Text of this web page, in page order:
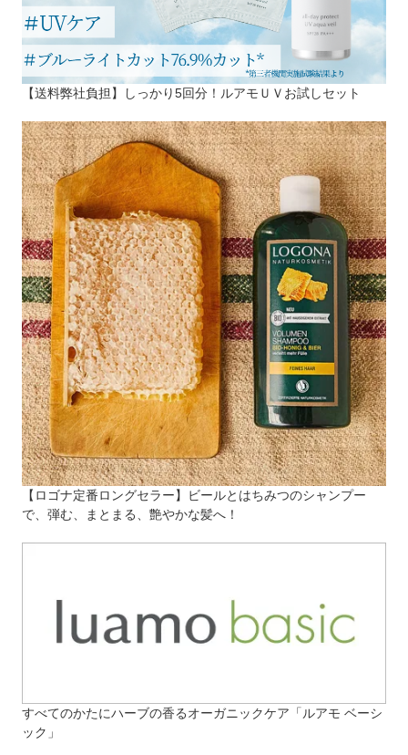
【送料弊社負担】しっかり5回分！ルアモＵＶお試しセット
【ロゴナ定番ロングセラー】ビールとはちみつのシャンプー
で、弾む、まとまる、艶やかな髪へ！
すべてのかたにハーブの香るオーガニックケア「ルアモ ベーシ
ック」